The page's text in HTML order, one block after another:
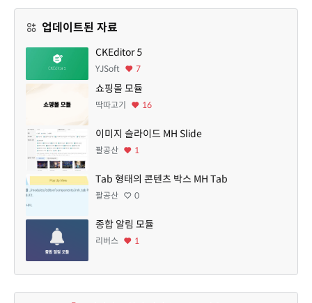
업데이트된 자료
CKEditor 5
YJSoft 7
쇼핑몰 모듈
딱따고기 16
이미지 슬라이드 MH Slide
팔공산 1
Tab 형태의 콘텐츠 박스 MH Tab
팔공산 0
종합 알림 모듈
리버스 1